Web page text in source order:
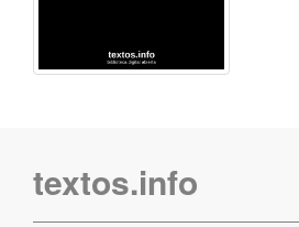
textos.info